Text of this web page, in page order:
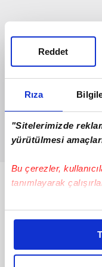
Rıza
"Sitelerimizde
yürütülmesi
Bu çerezler,
tanımlayarak
Bu çerezlere izin
daha iyi reklam
amacımızın size
Reddet
Bunlar da